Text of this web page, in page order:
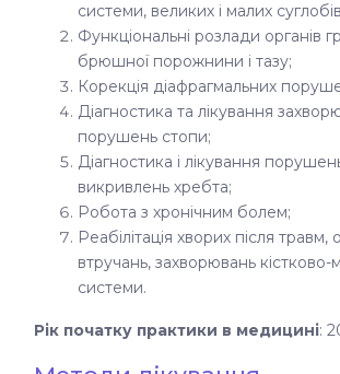
системи, великих і малих
Функціональні розлади органів
брюшної порожнини і тазу;
Корекція діафрагмальних
Діагностика та лікування
порушень стопи;
Діагностика і лікування
викривлень хребта;
Робота з хронічним болем;
Реабілітація хворих після травм,
втручань, захворювань кістково-
системи.
Рік початку практики в медицині: